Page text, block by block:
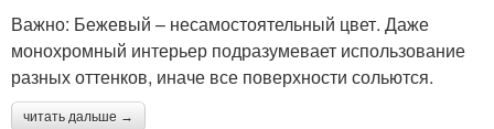
Важно: Бежевый – несамостоятельный цвет. Даже
монохромный интерьер подразумевает использование
разных оттенков, иначе все поверхности сольются.
читать дальше →